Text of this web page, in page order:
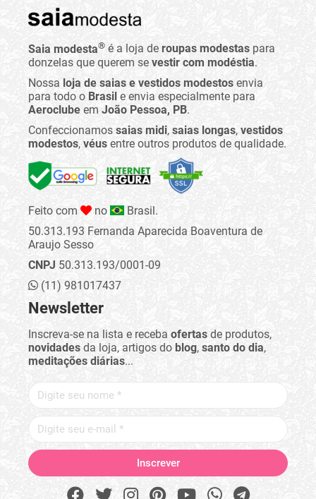
Saia modesta® é a loja de roupas modestas para
donzelas que querem se vestir com modéstia.
Nossa loja de saias e vestidos modestos envia
para todo o Brasil e envia especialmente para
Aeroclube em João Pessoa, PB.
Confeccionamos saias midi, saias longas, vestidos
modestos, véus entre outros produtos de qualidade.
Feito com no
Brasil.
50.313.193 Fernanda Aparecida Boaventura de
Araujo Sesso
CNPJ 50.313.193/0001-09
(11) 981017437
Newsletter
Inscreva-se na lista e receba ofertas de produtos,
novidades da loja, artigos do blog, santo do dia,
meditações diárias...